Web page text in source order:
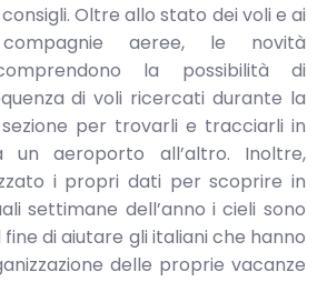
Oltre allo stato dei voli e ai
aeree, le novità
la possibilità di
di voli ricercati durante la
per trovarli e tracciarli in
aeroporto all’altro. Inoltre,
i propri dati per scoprire in
settimane dell’anno i cieli sono
di aiutare gli italiani che hanno
delle proprie vacanze